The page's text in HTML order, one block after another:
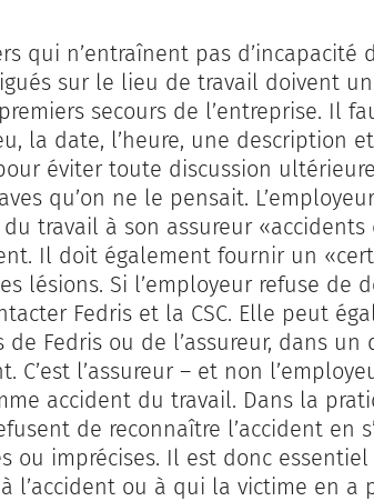
qui n’entraînent pas d’incapacité
sur le lieu de travail doivent
secours de l’entreprise. Il
la date, l’heure, une description
éviter toute discussion
qu’on ne le pensait.
travail à son assureur
Il doit également fournir un
lésions. Si l’employeur refuse de
Fedris et la CSC. Elle peut
Fedris ou de l’assureur, dans
C’est l’assureur – et non
accident du travail. Dans la
de reconnaître l’accident en
ou imprécises. Il est donc
l’accident ou à qui la victime en a